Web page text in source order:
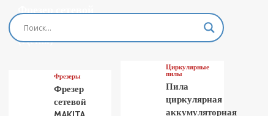
Фрезер сетевой
MAKITA M3601
(Цены)
Фрезеры
Фрезер
сетевой
Циркулярные
пилы
Пила
циркулярная
аккумуляторная